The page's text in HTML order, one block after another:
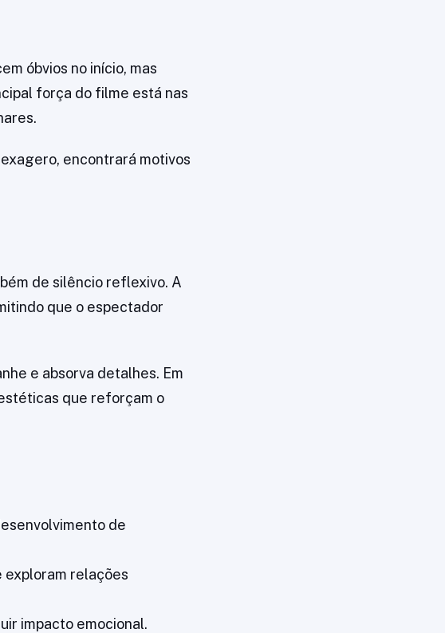
óbvios no início, mas
força do filme está nas
encontrará motivos
de silêncio reflexivo. A
que o espectador
e absorva detalhes. Em
que reforçam o
de
exploram relações
impacto emocional.